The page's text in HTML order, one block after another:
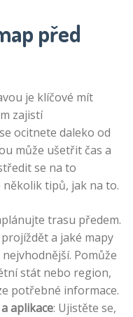
před
je klíčové mít
zajistí
ocitnete daleko od
může ušetřit čas a
se na to
několik tipů, jak na to.
trasu předem.
a jaké mapy
Pomůže
stát nebo region,
potřebné informace.
aplikace: Ujistěte se,